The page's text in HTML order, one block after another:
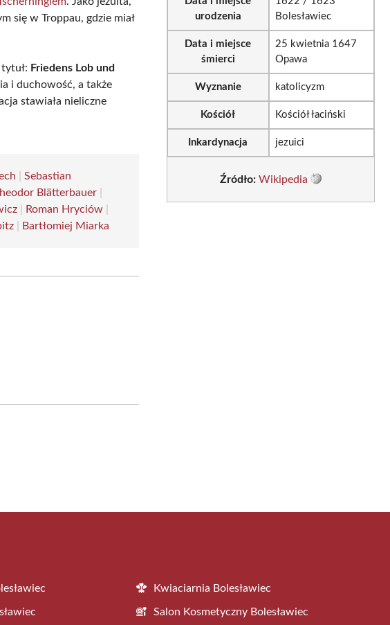
się w Troppau, gdzie miał
Friedens Lob und
i duchowość, a także
stawiała nieliczne
|Sebastian
Blätterbauer
Roman Hryciów
Bartłomiej Miarka
urodzenia
Bolesławiec
Data i miejsce
śmierci
25 kwietnia 1647
Opawa
Wyznanie katolicyzm
Kościół Kościół łaciński
Inkardynacja jezuici
Źródło: Wikipedia
Kwiaciarnia Bolesławiec
Salon Kosmetyczny Bolesławiec